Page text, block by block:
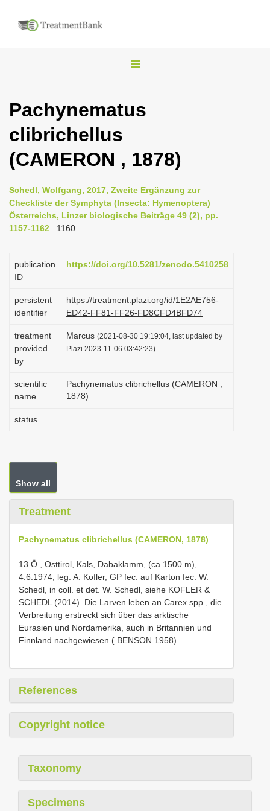
T
g
n
v
i
t
o
n
Pachynematus
clibrichellus
(CAMERON , 1878)
Schedl, Wolfgang, 2017, Zweite Ergänzung zur
Checkliste der Symphyta (Insecta: Hymenoptera)
Österreichs, Linzer biologische Beiträge 49 (2), pp.
1157-1162 : 1160
publication
ID
https://doi.org/10.5281/zenodo.5410258
persistent
identifier
https://treatment.plazi.org/id/1E2AE756-
ED42-FF81-FF26-FD8CFD4BFD74
treatment
provided
by
Marcus (2021-08-30 19:19:04, last updated by
Plazi 2023-11-06 03:42:23)
scientific
name
Pachynematus clibrichellus (CAMERON ,
1878)
status
Show all
Treatment
Pachynematus clibrichellus (CAMERON, 1878)
13 Ö., Osttirol, Kals, Dabaklamm, (ca 1500 m),
4.6.1974, leg. A. Kofler, GP fec. auf Karton fec. W.
Schedl, in coll. et det. W. Schedl, siehe KOFLER &
SCHEDL (2014). Die Larven leben an Carex spp., die
Verbreitung erstreckt sich über das arktische
Eurasien und Nordamerika, auch in Britannien und
Finnland nachgewiesen ( BENSON 1958).
References
Copyright notice
Taxonomy
Specimens